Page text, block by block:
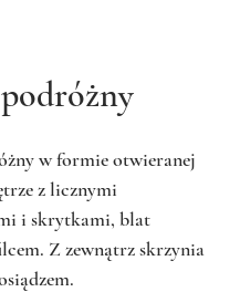
w formie otwieranej
z licznymi
i skrytkami, blat
Z zewnątrz skrzynia